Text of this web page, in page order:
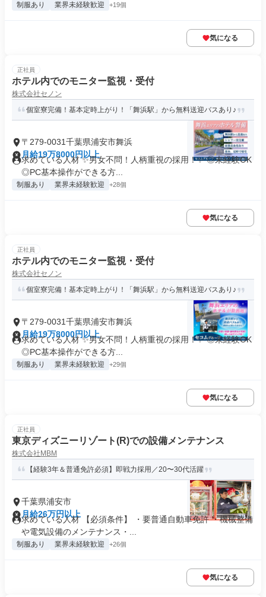
制服あり 業界未経験歓迎 +19個
気になる
正社員
ホテル内でのモニター監視・受付
株式会社セノン
個室寮完備！基本定時上がり！「舞浜駅」から無料送迎バスあり♪
〒279-0031千葉県浦安市舞浜
月給19万8000円以上
求めている人材 ✨男女不問！人柄重視の採用！✨ ◎未経験OK
◎PC基本操作ができる方...
制服あり 業界未経験歓迎 +28個
気になる
正社員
ホテル内でのモニター監視・受付
株式会社セノン
個室寮完備！基本定時上がり！「舞浜駅」から無料送迎バスあり♪
〒279-0031千葉県浦安市舞浜
月給19万8000円以上
求めている人材 ✨男女不問！人柄重視の採用！✨ ◎未経験OK
◎PC基本操作ができる方...
制服あり 業界未経験歓迎 +29個
気になる
正社員
東京ディズニーリゾート(R)での設備メンテナンス
株式会社MBM
【経験3年＆普通免許必須】即戦力採用／20〜30代活躍
千葉県浦安市
月給26万円以上
求めている人材 【必須条件】 ・要普通自動車免許 ・機械整備
や電気設備のメンテナンス・...
制服あり 業界未経験歓迎 +26個
気になる